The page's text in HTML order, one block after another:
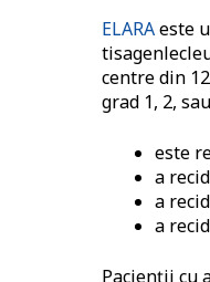
ELARAeste
centre din
grad 1, 2,
este
a
a
a
Pacienții cu